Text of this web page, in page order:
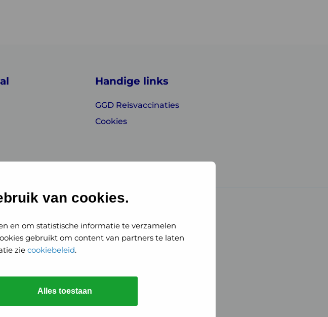
van cookies.
en om statistische informatie te verzamelen
gebruikt om content van partners te laten
zie cookiebeleid.
Alles toestaan
Handige links
GGD Reisvaccinaties
Cookies